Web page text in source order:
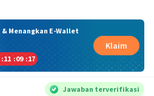
Menangkan E-Wallet
:11 :09 :17
Klaim
Jawaban terverifikasi